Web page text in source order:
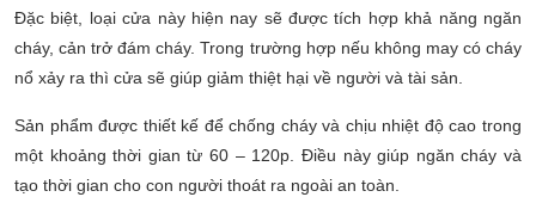
Đặc biệt, loại cửa này hiện nay sẽ được tích hợp khả năng ngăn
cháy, cản trở đám cháy. Trong trường hợp nếu không may có cháy
nổ xảy ra thì cửa sẽ giúp giảm thiệt hại về người và tài sản.
Sản phẩm được thiết kế để chống cháy và chịu nhiệt độ cao trong
một khoảng thời gian từ 60 – 120p. Điều này giúp ngăn cháy và
tạo thời gian cho con người thoát ra ngoài an toàn.